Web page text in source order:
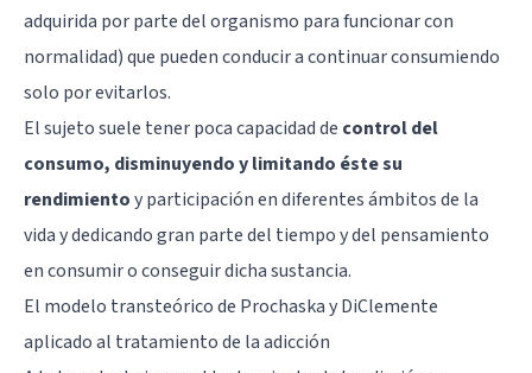
adquirida por parte del organismo para funcionar con
normalidad) que pueden conducir a continuar consumiendo
solo por evitarlos.
El sujeto suele tener poca capacidad de control del
consumo, disminuyendo y limitando éste su
rendimientoy participación en diferentes ámbitos de la
vida y dedicando gran parte del tiempo y del pensamiento
en consumir o conseguir dicha sustancia.
El modelo transteórico de Prochaska y DiClemente
aplicado al tratamiento de la adicción